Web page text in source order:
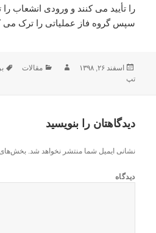
را تأیید می کنند و ورودی انشعاب
سپس گروه فاز عملیاتی را ترک می
ارسال
اسفند ۲۶, ۱۳۹۸ نویسندهدسته‌ها
مقالات
تپ
دیدگاهتان را بنویسید
نشانی ایمیل شما منتشر نخواهد شد. بخش‌های
دیدگاه